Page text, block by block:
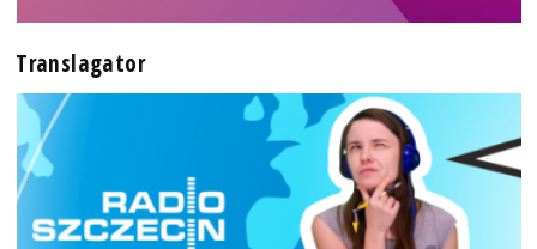
Translagator